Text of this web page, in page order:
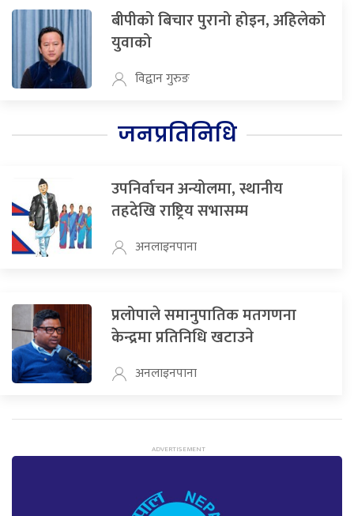
बीपीको बिचार पुरानो होइन, अहिलेको
युवाको
विद्वान गुरुङ
जनप्रतिनिधि
उपनिर्वाचन अन्योलमा, स्थानीय
तहदेखि राष्ट्रिय सभासम्म
अनलाइनपाना
प्रलोपाले समानुपातिक मतगणना
केन्द्रमा प्रतिनिधि खटाउने
अनलाइनपाना